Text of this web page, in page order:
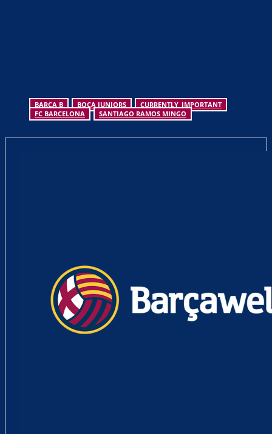
BARÇA B BOCA JUNIORS
CURRENTLY_IMPORTANT
FC BARCELONA
SANTIAGO RAMOS MINGO